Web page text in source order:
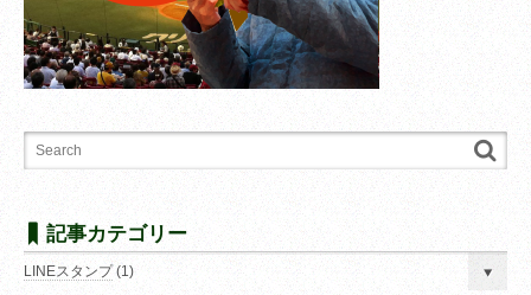
記事カテゴリー
LINEスタンプ(1)